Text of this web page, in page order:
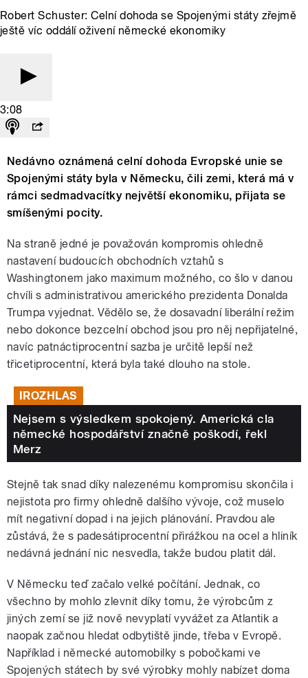
Robert Schuster: Celní dohoda se Spojenými státy zřejmě
ještě víc oddálí oživení německé ekonomiky
3:08
Nedávno oznámená celní dohoda Evropské unie se
Spojenými státy byla v Německu, čili zemi, která má v
rámci sedmadvacítky největší ekonomiku, přijata se
smíšenými pocity.
Na straně jedné je považován kompromis ohledně
nastavení budoucích obchodních vztahů s
Washingtonem jako maximum možného, co šlo v danou
chvíli s administrativou amerického prezidenta Donalda
Trumpa vyjednat. Vědělo se, že dosavadní liberální režim
nebo dokonce bezcelní obchod jsou pro něj nepřijatelné,
navíc patnáctiprocentní sazba je určitě lepší než
třicetiprocentní, která byla také dlouho na stole.
IROZHLAS
Nejsem s výsledkem spokojený. Americká cla
německé hospodářství značně poškodí, řekl
Merz
Stejně tak snad díky nalezenému kompromisu skončila i
nejistota pro firmy ohledně dalšího vývoje, což muselo
mít negativní dopad i na jejich plánování. Pravdou ale
zůstává, že s padesátiprocentní přirážkou na ocel a hliník
nedávná jednání nic nesvedla, takže budou platit dál.
V Německu teď začalo velké počítání. Jednak, co
všechno by mohlo zlevnit díky tomu, že výrobcům z
jiných zemí se již nově nevyplatí vyvážet za Atlantik a
naopak začnou hledat odbytiště jinde, třeba v Evropě.
Například i německé automobilky s pobočkami ve
Spojených státech by své výrobky mohly nabízet doma